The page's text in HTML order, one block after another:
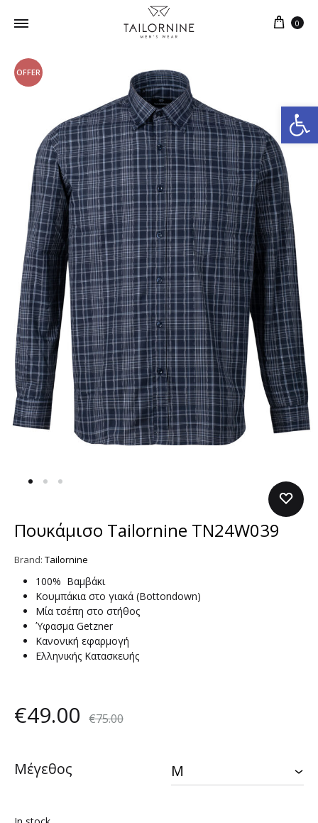
Ανοίξτε τη γραμμή εργαλείων
0
OFFER
Πουκάμισο Tailornine TN24W039
Brand: Tailornine
100% Βαμβάκι
Κουμπάκια στο γιακά (Bottondown)
Μία τσέπη στο στήθος
Ύφασμα Getzner
Κανονική εφαρμογή
Ελληνικής Κατασκευής
€49.00 €75.00
Μέγεθος